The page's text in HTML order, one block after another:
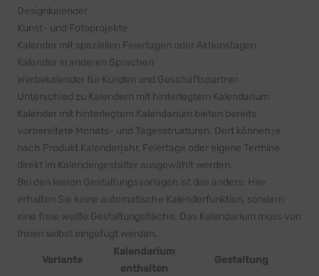
Designkalender
Kunst- und Fotoprojekte
Kalender mit speziellen Feiertagen oder Aktionstagen
Kalender in anderen Sprachen
Werbekalender für Kunden und Geschäftspartner
Unterschied zu Kalendern mit hinterlegtem Kalendarium
Kalender mit hinterlegtem Kalendarium bieten bereits
vorbereitete Monats- und Tagesstrukturen. Dort können je
nach Produkt Kalenderjahr, Feiertage oder eigene Termine
direkt im Kalendergestalter ausgewählt werden.
Bei den leeren Gestaltungsvorlagen ist das anders: Hier
erhalten Sie keine automatische Kalenderfunktion, sondern
eine freie weiße Gestaltungsfläche. Das Kalendarium muss von
Ihnen selbst eingefügt werden.
Variante
Kalendarium
enthalten
Gestaltung